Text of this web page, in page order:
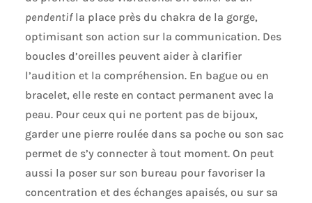
pendentifla place près du chakra de la gorge,
optimisant son action sur la communication. Des
boucles d’oreilles peuvent aider à clarifier
l’audition et la compréhension. En bague ou en
bracelet, elle reste en contact permanent avec la
peau. Pour ceux qui ne portent pas de bijoux,
garder une pierre roulée dans sa poche ou son sac
permet de s’y connecter à tout moment. On peut
aussi la poser sur son bureau pour favoriser la
concentration et des échanges apaisés, ou sur sa